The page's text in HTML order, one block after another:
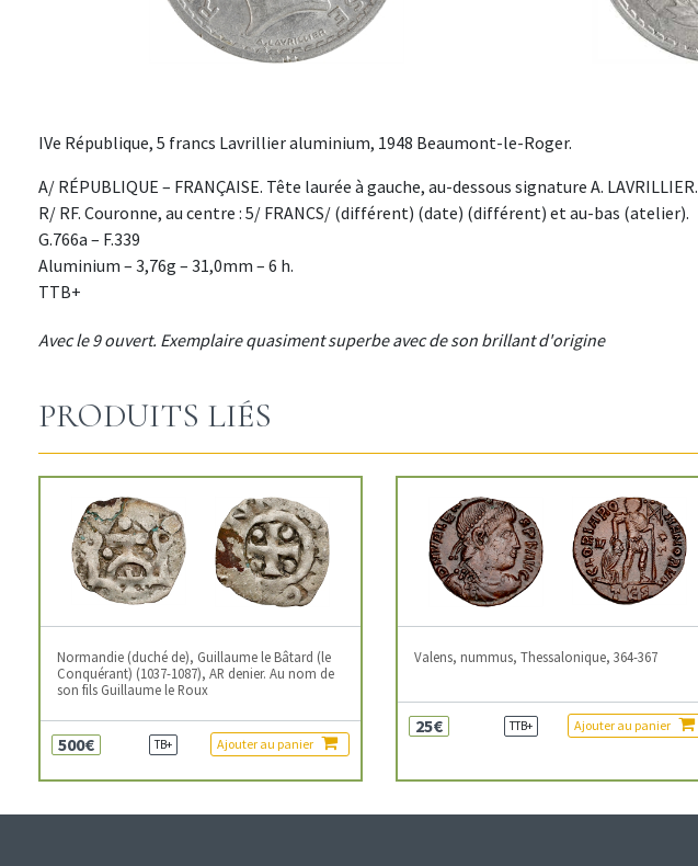
IVe République, 5 francs Lavrillier aluminium, 1948 Beaumont-le-Roger.
A/ RÉPUBLIQUE – FRANÇAISE. Tête laurée à gauche, au-dessous signature A. LAVRILLIER.
R/ RF. Couronne, au centre : 5/ FRANCS/ (différent) (date) (différent) et au-bas (atelier).
G.766a – F.339
Aluminium – 3,76g – 31,0mm – 6 h.
TTB+
Avec le 9 ouvert. Exemplaire quasiment superbe avec de son brillant d'origine
PRODUITS LIÉS
Normandie (duché de), Guillaume le Bâtard (le
Conquérant) (1037-1087), AR denier. Au nom de
son fils Guillaume le Roux
500€ TB+ Ajouter au panier
Valens, nummus, Thessalonique, 364-367
25€ TTB+ Ajouter au panier